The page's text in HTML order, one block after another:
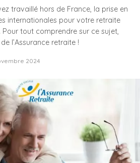
travaillé hors de France, la prise en
internationales pour votre retraite
tout comprendre sur ce sujet,
l’Assurance retraite !
2024